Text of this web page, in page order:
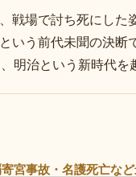
戦場で討ち死にした
いう前代未聞の決断
明治という新時代を
宮事故・名護死亡な